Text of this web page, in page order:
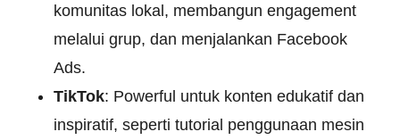
komunitas lokal, membangun engagement
melalui grup, dan menjalankan Facebook
Ads.
TikTok: Powerful untuk konten edukatif dan
inspiratif, seperti tutorial penggunaan mesin